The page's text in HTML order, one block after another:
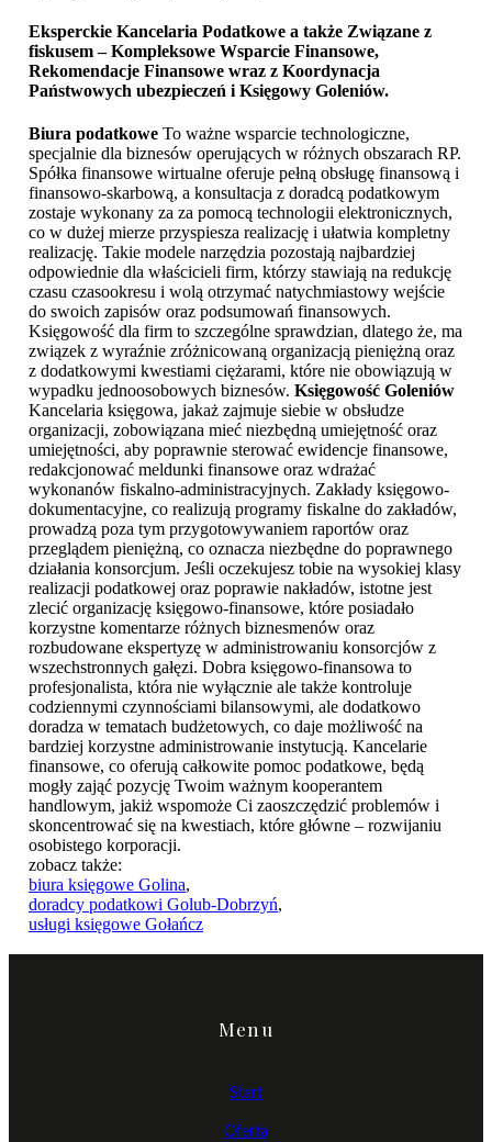
Eksperckie Kancelaria Podatkowe a także Związane z
fiskusem – Kompleksowe Wsparcie Finansowe,
Rekomendacje Finansowe wraz z Koordynacja
Państwowych ubezpieczeń i Księgowy Goleniów.
Biura podatkowe To ważne wsparcie technologiczne,
specjalnie dla biznesów operujących w różnych obszarach RP.
Spółka finansowe wirtualne oferuje pełną obsługę finansową i
finansowo-skarbową, a konsultacja z doradcą podatkowym
zostaje wykonany za za pomocą technologii elektronicznych,
co w dużej mierze przyspiesza realizację i ułatwia kompletny
realizację. Takie modele narzędzia pozostają najbardziej
odpowiednie dla właścicieli firm, którzy stawiają na redukcję
czasu czasookresu i wolą otrzymać natychmiastowy wejście
do swoich zapisów oraz podsumowań finansowych.
Księgowość dla firm to szczególne sprawdzian, dlatego że, ma
związek z wyraźnie zróżnicowaną organizacją pieniężną oraz
z dodatkowymi kwestiami ciężarami, które nie obowiązują w
wypadku jednoosobowych biznesów. Księgowość Goleniów
Kancelaria księgowa, jakaż zajmuje siebie w obsłudze
organizacji, zobowiązana mieć niezbędną umiejętność oraz
umiejętności, aby poprawnie sterować ewidencje finansowe,
redakcjonować meldunki finansowe oraz wdrażać
wykonanów fiskalno-administracyjnych. Zakłady księgowo-
dokumentacyjne, co realizują programy fiskalne do zakładów,
prowadzą poza tym przygotowywaniem raportów oraz
przeglądem pieniężną, co oznacza niezbędne do poprawnego
działania konsorcjum. Jeśli oczekujesz tobie na wysokiej klasy
realizacji podatkowej oraz poprawie nakładów, istotne jest
zlecić organizację księgowo-finansowe, które posiadało
korzystne komentarze różnych biznesmenów oraz
rozbudowane ekspertyzę w administrowaniu konsorcjów z
wszechstronnych gałęzi. Dobra księgowo-finansowa to
profesjonalista, która nie wyłącznie ale także kontroluje
codziennymi czynnościami bilansowymi, ale dodatkowo
doradza w tematach budżetowych, co daje możliwość na
bardziej korzystne administrowanie instytucją. Kancelarie
finansowe, co oferują całkowite pomoc podatkowe, będą
mogły zająć pozycję Twoim ważnym kooperantem
handlowym, jakiż wspomoże Ci zaoszczędzić problemów i
skoncentrować się na kwestiach, które główne – rozwijaniu
osobistego korporacji.
zobacz także:
biura księgowe Golina,
doradcy podatkowi Golub-Dobrzyń,
usługi księgowe Gołańcz
Menu
Start
Oferta